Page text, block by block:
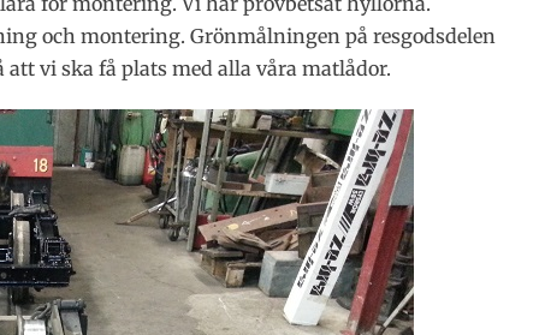
och montering. Grönmålningen på resgodsdelen
vi ska få plats med alla våra matlådor.